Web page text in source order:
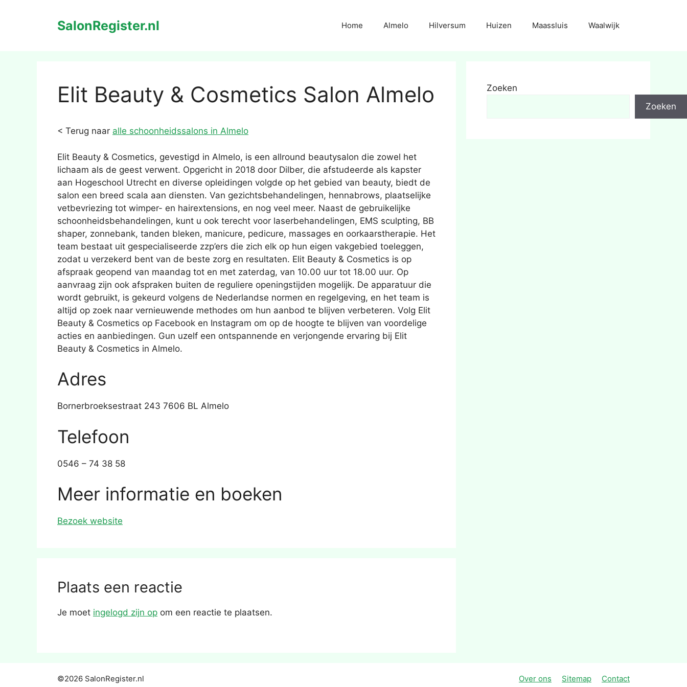
SalonRegister.nl Home Almelo Hilversum Huizen Maassluis Waalwijk
Elit Beauty & Cosmetics Salon Almelo
< Terug naar alle schoonheidssalons in Almelo
Elit Beauty & Cosmetics, gevestigd in Almelo, is een allround beautysalon die zowel het
lichaam als de geest verwent. Opgericht in 2018 door Dilber, die afstudeerde als kapster
aan Hogeschool Utrecht en diverse opleidingen volgde op het gebied van beauty, biedt de
salon een breed scala aan diensten. Van gezichtsbehandelingen, hennabrows, plaatselijke
vetbevriezing tot wimper- en hairextensions, en nog veel meer. Naast de gebruikelijke
schoonheidsbehandelingen, kunt u ook terecht voor laserbehandelingen, EMS sculpting, BB
shaper, zonnebank, tanden bleken, manicure, pedicure, massages en oorkaarstherapie. Het
team bestaat uit gespecialiseerde zzp’ers die zich elk op hun eigen vakgebied toeleggen,
zodat u verzekerd bent van de beste zorg en resultaten. Elit Beauty & Cosmetics is op
afspraak geopend van maandag tot en met zaterdag, van 10.00 uur tot 18.00 uur. Op
aanvraag zijn ook afspraken buiten de reguliere openingstijden mogelijk. De apparatuur die
wordt gebruikt, is gekeurd volgens de Nederlandse normen en regelgeving, en het team is
altijd op zoek naar vernieuwende methodes om hun aanbod te blijven verbeteren. Volg Elit
Beauty & Cosmetics op Facebook en Instagram om op de hoogte te blijven van voordelige
acties en aanbiedingen. Gun uzelf een ontspannende en verjongende ervaring bij Elit
Beauty & Cosmetics in Almelo.
Adres
Bornerbroeksestraat 243 7606 BL Almelo
Telefoon
0546 – 74 38 58
Meer informatie en boeken
Bezoek website
Plaats een reactie
Je moet ingelogd zijn op om een reactie te plaatsen.
Zoeken
Zoeken
Over ons Sitemap Contact
©2026 SalonRegister.nl